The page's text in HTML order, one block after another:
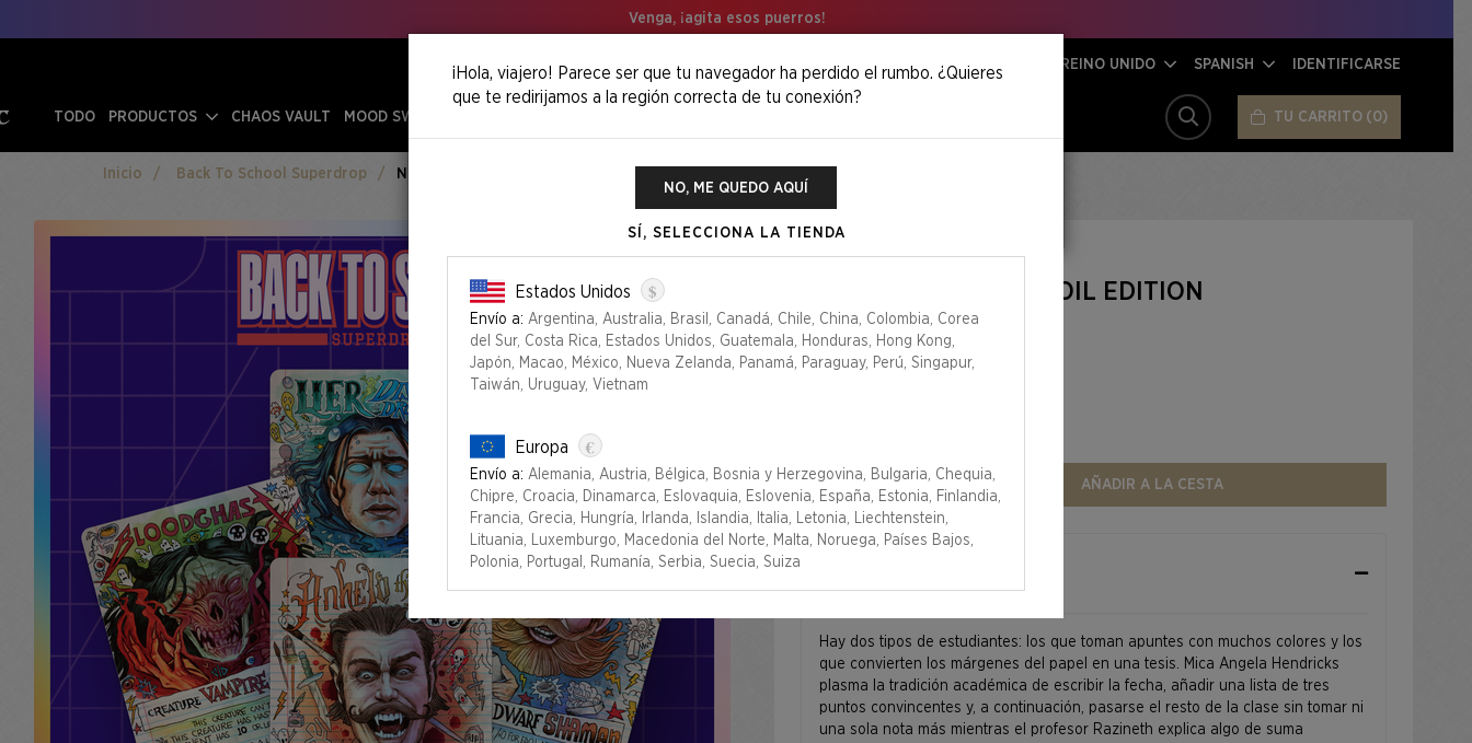
Venga, ¡agita esos puerros!
REINO UNIDO SPANISH IDENTIFICARSE
TODO PRODUCTOS CHAOS VAULT MOOD SWINGS BUSCAR TU CARRITO 0
Inicio Back To School Superdrop Notebook Genius Foil Edition
Foil
NOTEBOOK GENIUS FOIL EDITION
£39.99
Edición
Seleccione una cantidad
AÑADIR A LA CESTA
Hay dos tipos de estudiantes: los que toman apuntes con muchos colores y los
que convierten los márgenes del papel en una tesis. Mica Angela Hendricks
plasma la tradición académica de escribir la fecha, añadir una lista de tres
puntos convincentes y, a continuación, pasarse el resto de la clase sin tomar ni
una sola nota más mientras el profesor Razineth explica algo de suma
¡Hola, viajero! Parece ser que tu navegador ha perdido el rumbo. ¿Quieres
que te redirijamos a la región correcta de tu conexión?
NO, ME QUEDO AQUÍ
SÍ, SELECCIONA LA TIENDA
Estados Unidos $
Envío a: Argentina, Australia, Brasil, Canadá, Chile, China, Colombia, Corea
del Sur, Costa Rica, Estados Unidos, Guatemala, Honduras, Hong Kong,
Japón, Macao, México, Nueva Zelanda, Panamá, Paraguay, Perú, Singapur,
Taiwán, Uruguay, Vietnam
Europa €
Envío a: Alemania, Austria, Bélgica, Bosnia y Herzegovina, Bulgaria, Chequia,
Chipre, Croacia, Dinamarca, Eslovaquia, Eslovenia, España, Estonia, Finlandia,
Francia, Grecia, Hungría, Irlanda, Islandia, Italia, Letonia, Liechtenstein,
Lituania, Luxemburgo, Macedonia del Norte, Malta, Noruega, Países Bajos,
Polonia, Portugal, Rumanía, Serbia, Suecia, Suiza